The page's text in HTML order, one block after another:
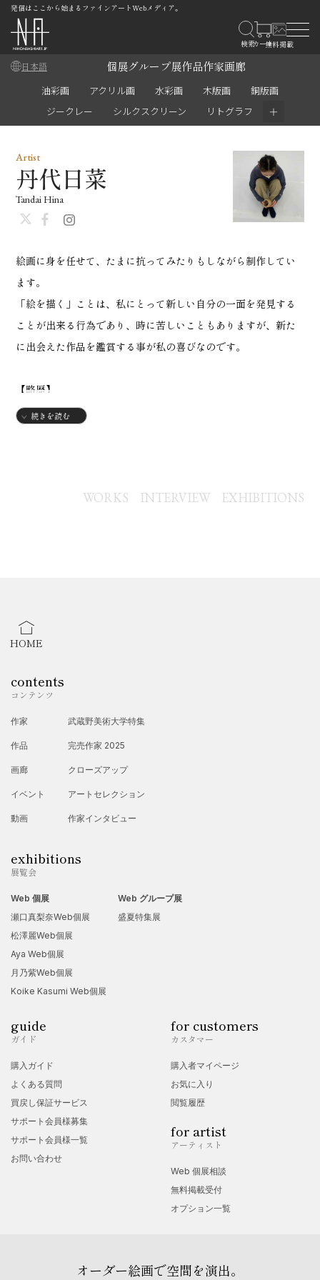
発信はここから始まるファインアートWebメディア。
日本語 個展グループ展作品作家画廊
油彩画 アクリル画 水彩画 木版画
銅版画
ジークレー
シルクスクリーン リトグラフ ＋
絵画に身を任せて、たまに抗ってみたりもしながら制作してい
ます。
「絵を描く」ことは、私にとって新しい自分の一面を発見する
ことが出来る行為であり、時に苦しいこともありますが、新た
に出会えた作品を鑑賞する事が私の喜びなのです。
【略歴】
2004年続きを読む
Artist
丹代日菜
Tandai Hina
WORKS INTERVIEW EXHIBITIONS
HOME
contents
コンテンツ
作家
作品
画廊
イベント
動画
武蔵野美術大学特集
完売作家 2025
クローズアップ
アートセレクション
作家インタビュー
exhibitions
展覧会
Web 個展
瀬口真梨奈Web個展
松澤麗Web個展
Aya Web個展
月乃紫Web個展
Koike Kasumi Web個展
Web グループ展
盛夏特集展
guide
ガイド
購入ガイド
よくある質問
買戻し保証サービス
サポート会員様募集
サポート会員様一覧
お問い合わせ
for customers
カスタマー
購入者マイページ
お気に入り
閲覧履歴
for artist
アーティスト
Web 個展相談
無料掲載受付
オプション一覧
オーダー絵画で空間を演出。